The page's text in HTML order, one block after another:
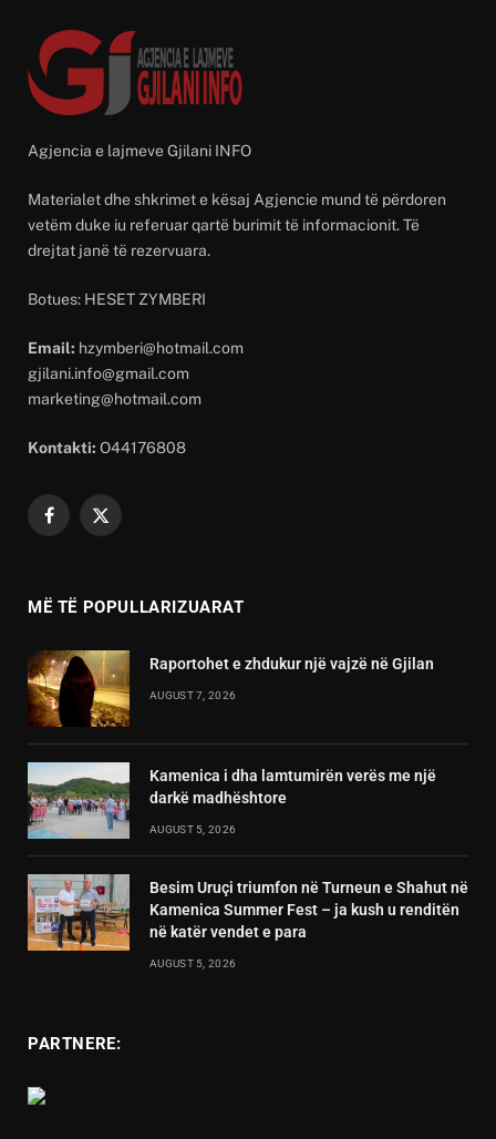
Agjencia e lajmeve Gjilani INFO
Materialet dhe shkrimet e kësaj Agjencie mund të përdoren
vetëm duke iu referuar qartë burimit të informacionit. Të
drejtat janë të rezervuara.
Botues: HESET ZYMBERI
Email: hzymberi@hotmail.com
gjilani.info@gmail.com
marketing@hotmail.com
Kontakti: O44176808
Facebook
X
MË TË POPULLARIZUARAT
Raportohet e zhdukur një vajzë në Gjilan
AUGUST 7, 2026
Kamenica i dha lamtumirën verës me një
darkë madhështore
AUGUST 5, 2026
Besim Uruçi triumfon në Turneun e Shahut në
Kamenica Summer Fest – ja kush u renditën
në katër vendet e para
AUGUST 5, 2026
PARTNERE: